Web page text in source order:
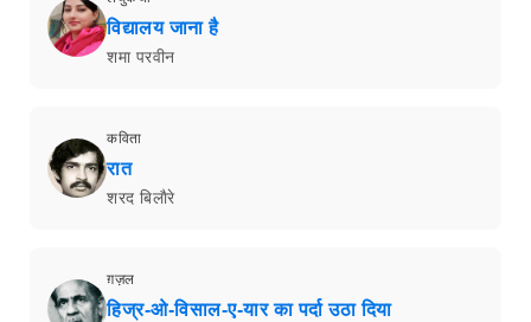
विद्यालय जाना है
शमा परवीन
कविता
रात
शरद बिलाैरे
ग़ज़ल
हिज्र-ओ-विसाल-ए-यार का पर्दा उठा दिया